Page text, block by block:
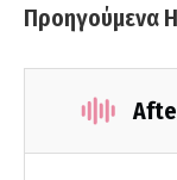
Προηγούμενα